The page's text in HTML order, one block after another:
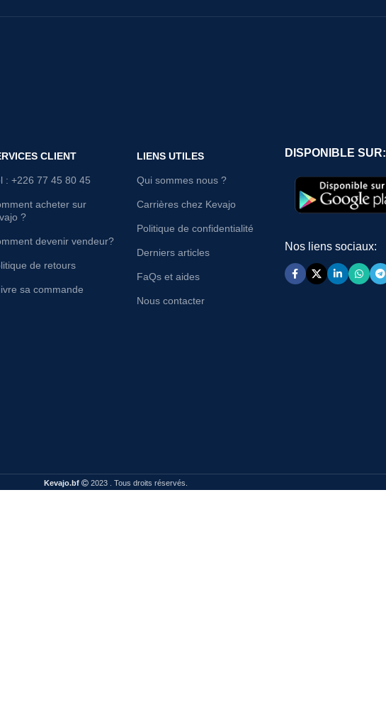
CLIENT
: +226 77 45 80 45
acheter sur
?
devenir vendeur?
de retours
sa commande
LIENS UTILES
Qui sommes nous ?
Carrières chez Kevajo
Politique de confidentialité
Derniers articles
FaQs et aides
Nous contacter
DISPONIBLE SUR:
Nos liens sociaux:
Kevajo.bf 2023 . Tous droits réservés.